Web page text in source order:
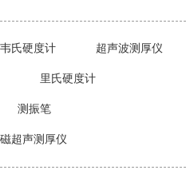
氏硬度计 超声波测厚仪
里氏硬度计
测振笔
超声测厚仪